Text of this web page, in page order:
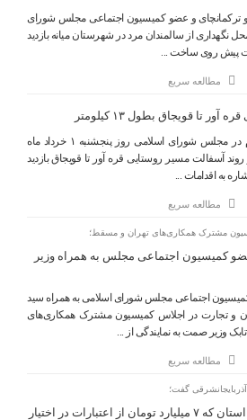
و ترکمانچای و عضو کمیسیون اجتماعی مجلس شورای
نگهداری از سالمندان مرد در شهرستان میانه بازدید
پیش روی ساخت ...
مطالعه سریع
تا قویجاق بطول ۱۳ کیلومتر
مهدی اسماعیلی نماینده مردم در مجلس شورای اسلامی روز پنجشنبه ۱ خرداد ماه
از روند آسفالت مسیر روستایی قره آور تا قویجاق بازدید
به اقدامات ...
مطالعه سریع
مشترک همکاری‌های تهران و مسقط؛
کمیسیون اجتماعی مجلس به همراه وزیر
اجتماعی مجلس شورای اسلامی به همراه سید
و تجارت در اجلاس کمیسیون مشترک همکاری‌های
وزیر صمت به نمایندگی از ...
مطالعه سریع
گفت؛
اسماعیلی تنها نماینده در استان که ۷ میلیارد تومان از اعتبارات در اختیار